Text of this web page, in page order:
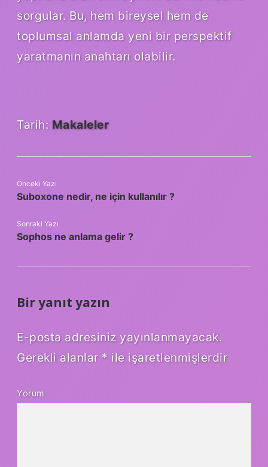
sorgular. Bu, hem bireysel hem de
toplumsal anlamda yeni bir perspektif
yaratmanın anahtarı olabilir.
Tarih: Makaleler
Önceki Yazı
Suboxone nedir, ne için kullanılır ?
Sonraki Yazı
Sophos ne anlama gelir ?
Bir yanıt yazın
E-posta adresiniz yayınlanmayacak.
Gerekli alanlar * ile işaretlenmişlerdir
Yorum